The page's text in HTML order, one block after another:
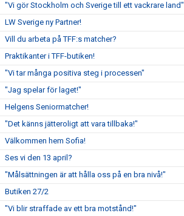
"Vi gör Stockholm och Sverige till ett vackrare land"
LW Sverige ny Partner!
Vill du arbeta på TFF:s matcher?
Praktikanter i TFF-butiken!
"Vi tar många positiva steg i processen"
"Jag spelar för laget!"
Helgens Seniormatcher!
"Det känns jätteroligt att vara tillbaka!"
Välkommen hem Sofia!
Ses vi den 13 april?
"Målsättningen är att hålla oss på en bra nivå!"
Butiken 27/2
"Vi blir straffade av ett bra motstånd!"